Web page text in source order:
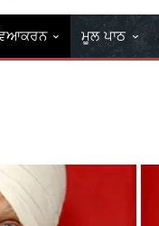
ਮੂਲ ਪਾਠ